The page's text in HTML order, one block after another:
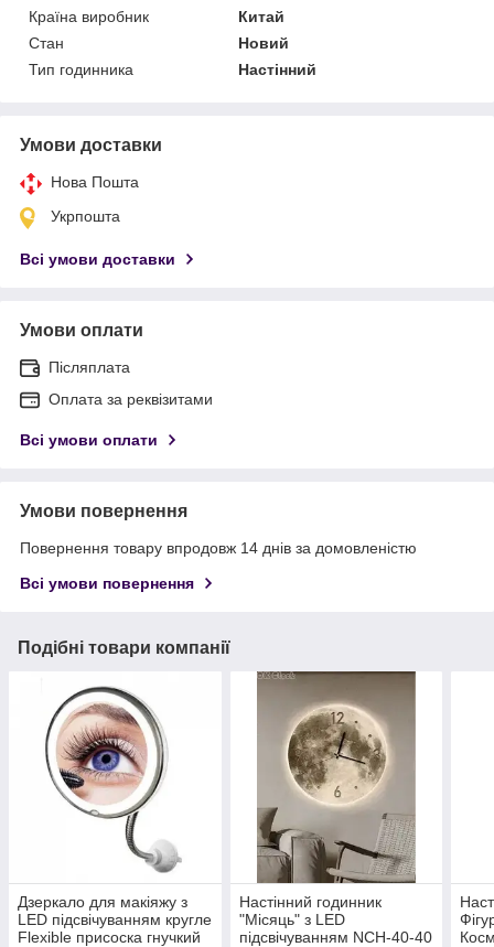
Країна виробник
Китай
Стан
Новий
Тип годинника
Настінний
Умови доставки
Нова Пошта
Укрпошта
Всі умови доставки
Умови оплати
Післяплата
Оплата за реквізитами
Всі умови оплати
Умови повернення
Повернення товару впродовж 14 днів за домовленістю
Всі умови повернення
Подібні товари компанії
Дзеркало для макіяжу з
LED підсвічуванням кругле
Flexible присоска гнучкий
Настінний годинник
"Місяць" з LED
підсвічуванням NCH-40-40